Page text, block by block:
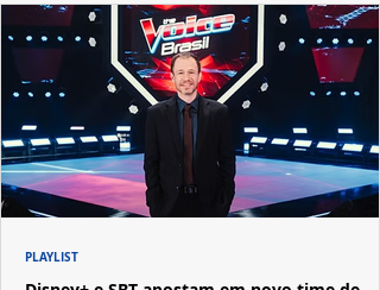
PLAYLIST